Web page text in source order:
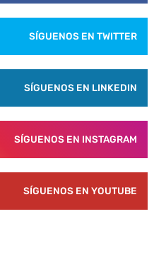
SÍGUENOS EN TWITTER
SÍGUENOS EN LINKEDIN
SÍGUENOS EN INSTAGRAM
SÍGUENOS EN YOUTUBE